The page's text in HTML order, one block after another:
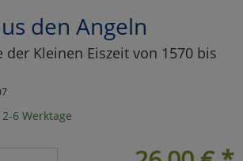
den Angeln
der Kleinen Eiszeit von 1570 bis
6 Werktage